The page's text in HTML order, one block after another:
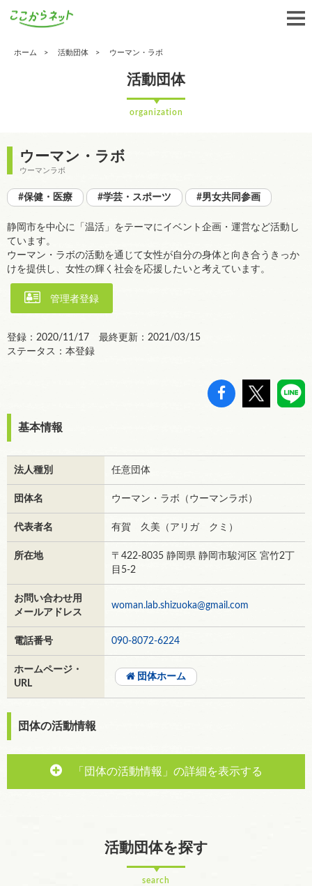
ホーム 活動団体 ウーマン・ラボ
活動団体
organization
ウーマン・ラボ
ウーマンラボ
#保健・医療 #学芸・スポーツ #男女共同参画
静岡市を中心に「温活」をテーマにイベント企画・運営など活動し
ています。
ウーマン・ラボの活動を通じて女性が自分の身体と向き合うきっか
けを提供し、女性の輝く社会を応援したいと考えています。
管理者登録
登録：2020/11/17 最終更新：2021/03/15
ステータス：本登録
基本情報
法人種別 任意団体
団体名 ウーマン・ラボ（ウーマンラボ）
代表者名 有賀 久美（アリガ クミ）
所在地
〒422-8035 静岡県 静岡市駿河区 宮竹2丁
目5-2
お問い合わせ用
メールアドレス
woman.lab.shizuoka@gmail.com
電話番号 090-8072-6224
ホームページ・
URL
団体ホーム
団体の活動情報
「団体の活動情報」の詳細を表示する
活動団体を探す
search